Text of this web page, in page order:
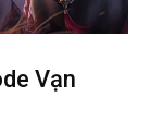
Vạn